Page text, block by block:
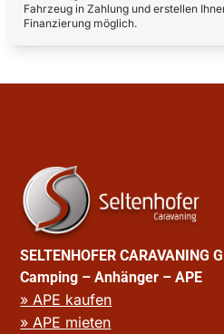
Fahrzeug in Zahlung und erstellen
Finanzierung möglich.
SELTENHOFER CARAVANING
Camping – Anhänger – APE
» APE kaufen
» APE mieten